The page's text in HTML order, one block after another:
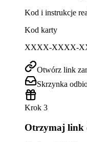
Kod i instrukcje
Kod karty
XXXX-XXXX-
Otwórz link
Skrzynka
Krok 3
Otrzymaj link